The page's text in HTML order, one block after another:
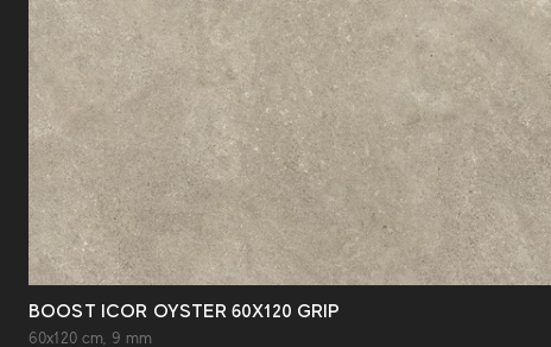
BOOST ICOR OYSTER 60X120 GRIP
60x120 cm, 9 mm